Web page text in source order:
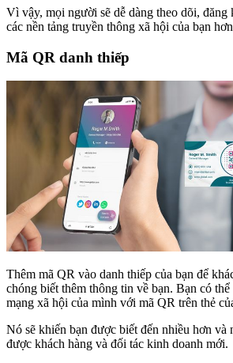
Vì vậy, mọi người sẽ dễ dàng theo dõi, đăng
các nền tảng truyền thông xã hội của bạn
Mã QR danh thiếp
Thêm mã QR vào danh thiếp của bạn để
chóng biết thêm thông tin về bạn. Bạn có
mạng xã hội của mình với mã QR trên thẻ
Nó sẽ khiến bạn được biết đến nhiều hơn và
được khách hàng và đối tác kinh doanh mới.